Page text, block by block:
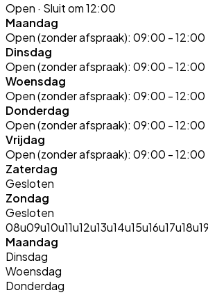
Open · Sluit om 12:00
Maandag
Open (zonder afspraak): 09:00 - 12:00
Dinsdag
Open (zonder afspraak): 09:00 - 12:00
Woensdag
Open (zonder afspraak): 09:00 - 12:00
Donderdag
Open (zonder afspraak): 09:00 - 12:00
Vrijdag
Open (zonder afspraak): 09:00 - 12:00
Zaterdag
Gesloten
Zondag
Gesloten
08u09u10u11u12u13u14u15u16u17u18u
Maandag
Dinsdag
Woensdag
Donderdag